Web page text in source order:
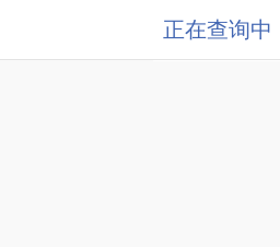
正在查询中